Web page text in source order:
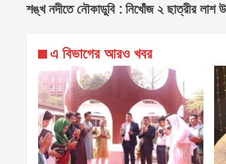
শঙ্খ নদীতে নৌকাডুবি : নিখোঁজ ২ ছাত্রীর লাশ
এ বিভাগের আরও খবর